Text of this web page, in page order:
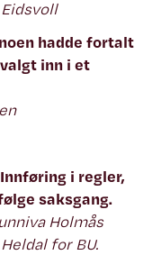
hadde fortalt
inn i et
i regler,
saksgang.
Holmås
for BU.